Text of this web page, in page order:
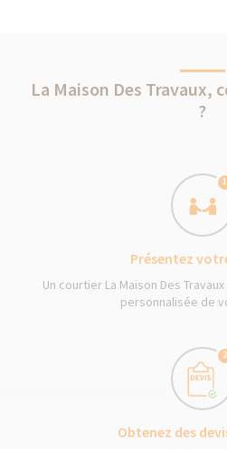
La Maison Des Travaux,
?
1
Présentez
Un courtier La Maison Des
personnalisée de
2
Obtenez des